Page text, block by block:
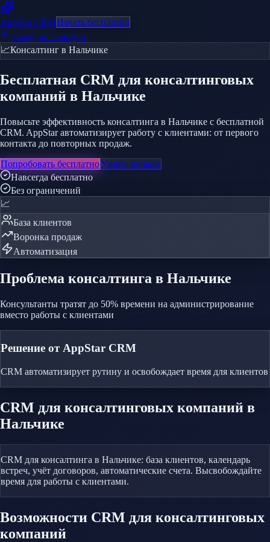
AppStarCRMНачать бесплатно
Назад на главную
📈Консалтинг в Нальчике
Бесплатная CRM для консалтинговых
компаний в Нальчике
Повысьте эффективность консалтинга в Нальчике с бесплатной
CRM. AppStar автоматизирует работу с клиентами: от первого
контакта до повторных продаж.
Попробовать бесплатноУзнать больше
Навсегда бесплатно
Без ограничений
📈
База клиентов
Воронка продаж
Автоматизация
Проблема консалтинга в Нальчике
Консультанты тратят до 50% времени на администрирование
вместо работы с клиентами
Решение от AppStar CRM
CRM автоматизирует рутину и освобождает время для клиентов
CRM для консалтинговых компаний в
Нальчике
CRM для консалтинга в Нальчике: база клиентов, календарь
встреч, учёт договоров, автоматические счета. Высвобождайте
время для работы с клиентами.
Возможности CRM для консалтинговых
компаний